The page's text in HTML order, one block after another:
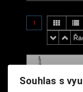
1
Souhlas s